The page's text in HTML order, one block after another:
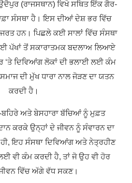
(ਰਾਜਸਥਾਨ) ਵਿਖੇ ਸਥਿਤ ਇੱਕ ਗੈਰ-
ਸੰਸਥਾ ਹੈ। ਇਸ ਦੀਆਂ ਦੇਸ਼ ਭਰ ਵਿੱਚ
ਹਨ। ਪਿਛਲੇ ਕਈ ਸਾਲਾਂ ਵਿੱਚ ਸੰਸਥਾ
ਪੱਖਾਂ ਤੋਂ ਸਕਾਰਾਤਮਕ ਬਦਲਾਅ ਲਿਆਏ
‘ਤੇ ਦਿਵਿਆਂਗ ਲੋਕਾਂ ਦੀ ਭਲਾਈ ਲਈ ਕੰਮ
ਦੀ ਮੁੱਖ ਧਾਰਾ ਨਾਲ ਜੋੜਣ ਦਾ ਯਤਨ
ਕਰਦੀ ਹੈ।
ਅਤੇ ਬੇਸਹਾਰਾ ਬੱਚਿਆਂ ਨੂੰ ਮੁਫ਼ਤ
ਕਰਕੇ ਉਨ੍ਹਾਂ ਦੇ ਜੀਵਨ ਨੂੰ ਸੰਵਾਰਨ ਦਾ
ਇਹ ਸੰਸਥਾ ਦਿਵਿਆਂਗ ਅਤੇ ਨੇਤ੍ਰਹੀਣ
ਵੀ ਕੰਮ ਕਰਦੀ ਹੈ, ਤਾਂ ਜੋ ਉਹ ਵੀ ਹੋਰ
ਵਿੱਚ ਅੱਗੇ ਵੱਧ ਸਕਣ।